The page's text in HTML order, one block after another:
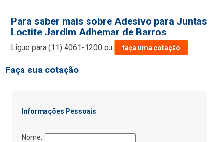
Para saber mais sobre Adesivo para Juntas
Loctite Jardim Adhemar de Barros
Ligue para(11) 4061-1200 ou faça uma cotação
Faça sua cotação
Informações Pessoais
Nome: